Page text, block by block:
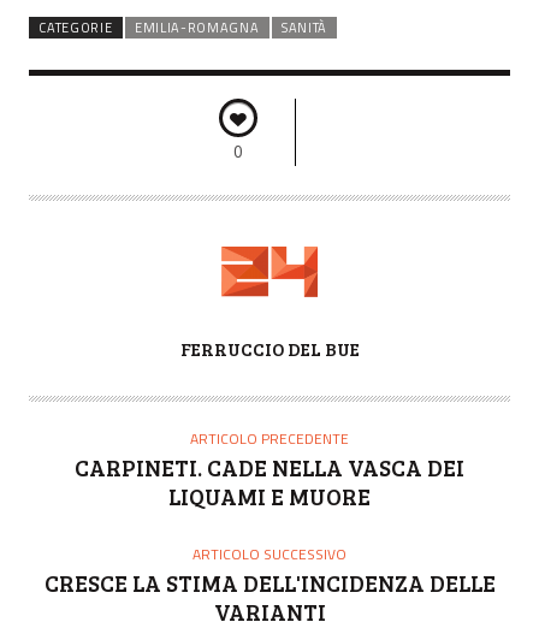
CATEGORIE EMILIA-ROMAGNA SANITÀ
0
T
FERRUCCIO DEL BUE
ARTICOLO PRECEDENTE
CARPINETI. CADE NELLA VASCA DEI
LIQUAMI E MUORE
ARTICOLO SUCCESSIVO
CRESCE LA STIMA DELL'INCIDENZA DELLE
VARIANTI